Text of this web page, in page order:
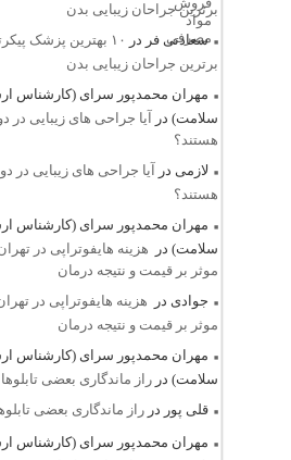
برترین جراحان زیبایی بدن
سعادتی فر در
۱۰ بهترین پزشک
برترین جراحان زیبایی بدن
مهران محمدپور سرای (کارشناس
سلامت) در
آیا جراحی های زیبایی در
هستند؟
لازمی در
آیا جراحی های زیبایی در
هستند؟
مهران محمدپور سرای (کارشناس
سلامت) در
هزینه هایفوتراپی در
موثر بر قیمت و نتیجه درمان
جوادی در
هزینه هایفوتراپی در
موثر بر قیمت و نتیجه درمان
مهران محمدپور سرای (کارشناس
سلامت) در راز ماندگاری بعضی
قلی پور در راز ماندگاری بعضی
مهران محمدپور سرای (کارشناس